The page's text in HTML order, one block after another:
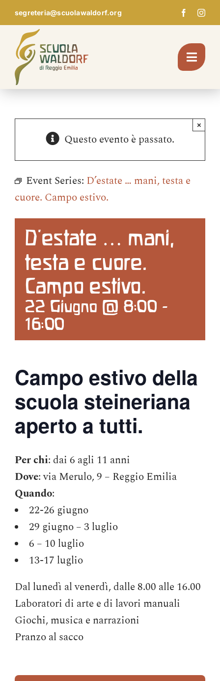
Skip
to
content
segreteria@scuolawaldorf.org
Giardino d’infanzia
Scuola
Contattaci
Search
for:
Questo evento è passato.
×
Event Series: D’estate … mani, testa e
cuore. Campo estivo.
D’estate … mani,
testa e cuore.
Campo estivo.
22 Giugno @ 8:00 -
16:00
Campo estivo della
scuola steineriana
aperto a tutti.
Per chi: dai 6 agli 11 anni
Dove: via Merulo, 9 – Reggio Emilia
Quando:
22-26 giugno
29 giugno – 3 luglio
6 – 10 luglio
13-17 luglio
Dal lunedì al venerdì, dalle 8.00 alle 16.00
Laboratori di arte e di lavori manuali
Giochi, musica e narrazioni
Pranzo al sacco